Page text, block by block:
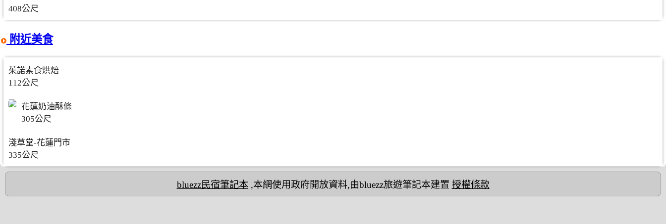
408公尺
附近美食
茱諾素食烘焙
112公尺
花蓮奶油酥條
305公尺
淺草堂-花蓮門市
335公尺
bluezz民宿筆記本,本網使用政府開放資料,由bluezz旅遊筆記本建置 授權條款